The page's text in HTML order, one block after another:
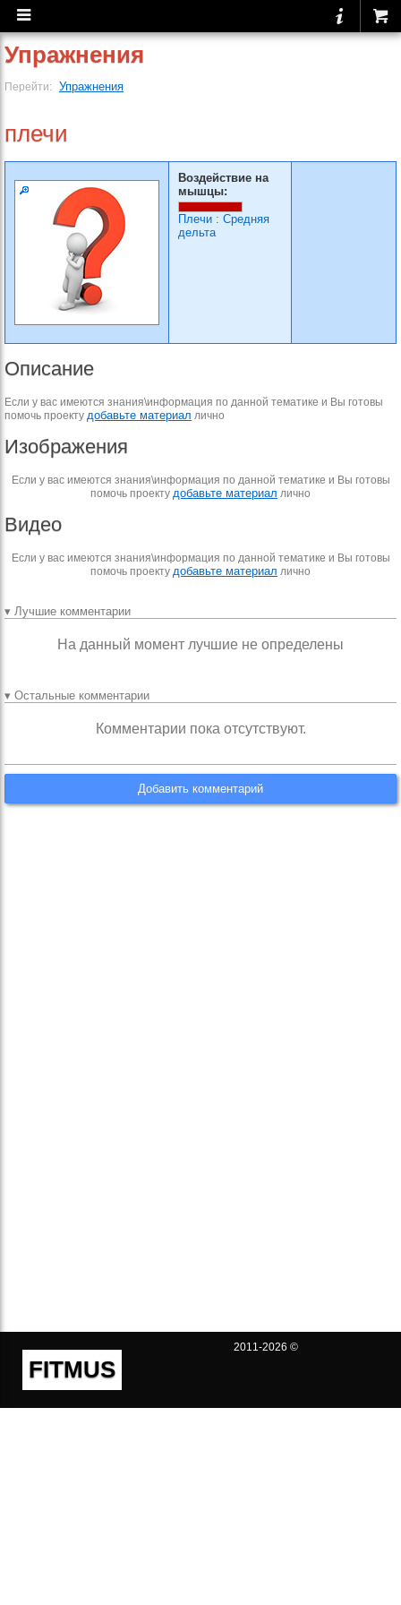
Упражнения
Перейти: Упражнения
плечи
Воздействие на
мышцы:
Плечи : Средняя
дельта
Описание
Если у вас имеются знания\информация по данной тематике и Вы готовы
помочь проекту добавьте материал лично
Изображения
Если у вас имеются знания\информация по данной тематике и Вы готовы
помочь проекту добавьте материал лично
Видео
Если у вас имеются знания\информация по данной тематике и Вы готовы
помочь проекту добавьте материал лично
▾ Лучшие комментарии
На данный момент лучшие не определены
▾ Остальные комментарии
Комментарии пока отсутствуют.
Добавить комментарий
FITMUS
2011-2026 ©